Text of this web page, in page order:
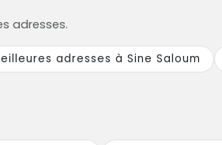
adresses.
adresses à Sine Saloum